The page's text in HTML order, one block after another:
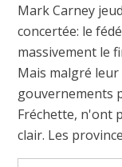
Mark Carney
concertée: le
massivement le
Mais malgré
gouvernements
Fréchette, n'ont
clair. Les